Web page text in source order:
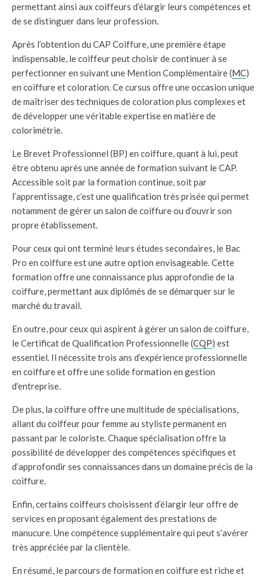
permettant ainsi aux coiffeurs d’élargir leurs compétences et
de se distinguer dans leur profession.
Après l’obtention du CAP Coiffure, une première étape
indispensable, le coiffeur peut choisir de continuer à se
perfectionner en suivant une Mention Complémentaire (MC)
en coiffure et coloration. Ce cursus offre une occasion unique
de maîtriser des techniques de coloration plus complexes et
de développer une véritable expertise en matière de
colorimétrie.
Le Brevet Professionnel (BP) en coiffure, quant à lui, peut
être obtenu après une année de formation suivant le CAP.
Accessible soit par la formation continue, soit par
l’apprentissage, c’est une qualification très prisée qui permet
notamment de gérer un salon de coiffure ou d’ouvrir son
propre établissement.
Pour ceux qui ont terminé leurs études secondaires, le Bac
Pro en coiffure est une autre option envisageable. Cette
formation offre une connaissance plus approfondie de la
coiffure, permettant aux diplômés de se démarquer sur le
marché du travail.
En outre, pour ceux qui aspirent à gérer un salon de coiffure,
le Certificat de Qualification Professionnelle (CQP) est
essentiel. Il nécessite trois ans d’expérience professionnelle
en coiffure et offre une solide formation en gestion
d’entreprise.
De plus, la coiffure offre une multitude de spécialisations,
allant du coiffeur pour femme au styliste permanent en
passant par le coloriste. Chaque spécialisation offre la
possibilité de développer des compétences spécifiques et
d’approfondir ses connaissances dans un domaine précis de la
coiffure.
Enfin, certains coiffeurs choisissent d’élargir leur offre de
services en proposant également des prestations de
manucure. Une compétence supplémentaire qui peut s’avérer
très appréciée par la clientèle.
En résumé, le parcours de formation en coiffure est riche et